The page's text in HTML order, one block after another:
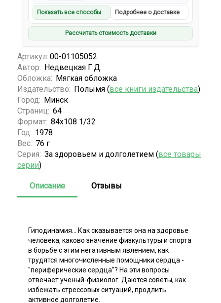
Показать все способы Подробнее о доставке
Рассчитать стоимость доставки
Артикул: 00-01105052
Автор: Недвецкая Г.Д.
Обложка: Мягкая обложка
Издательство: Полымя (все книги издательства)
Город: Минск
Страниц: 64
Формат: 84х108 1/32
Год: 1978
Вес: 76 г
Серия: За здоровьем и долголетием (все товары
серии)
Описание Отзывы
Гиподинамия... Как сказывается она на здоровье
человека, каково значение физкультуры и спорта
в борьбе с этим негативным явлением, как
трудятся многочисленные помощники сердца -
"периферические сердца"? На эти вопросы
отвечает ученый-физиолог. Даются советы, как
избежать стрессовых ситуаций, продлить
активное долголетие.